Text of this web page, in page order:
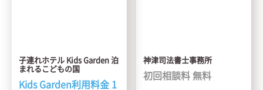
子連れホテル Kids Garden 泊
まれるこどもの国
Kids Garden利用料金 1
神津司法書士事務所
初回相談料 無料